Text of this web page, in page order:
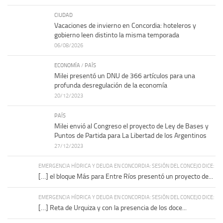
CIUDAD
Vacaciones de invierno en Concordia: hoteleros y
gobierno leen distinto la misma temporada
06/08/2026
ECONOMÍA / PAÍS
Milei presentó un DNU de 366 artículos para una
profunda desregulación de la economía
20/12/2023
PAÍS
Milei envió al Congreso el proyecto de Ley de Bases y
Puntos de Partida para La Libertad de los Argentinos
27/12/2023
EMERGENCIA HÍDRICA Y DEUDA EN CONCORDIA: SESIÓN DEL CONCEJO DICE:
[…] el bloque Más para Entre Ríos presentó un proyecto de...
EMERGENCIA HÍDRICA Y DEUDA EN CONCORDIA: SESIÓN DEL CONCEJO DICE:
[…] Reta de Urquiza y con la presencia de los doce...